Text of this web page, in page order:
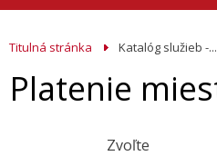
Titulná stránka Katalóg služieb -...
Platenie
Zvoľte